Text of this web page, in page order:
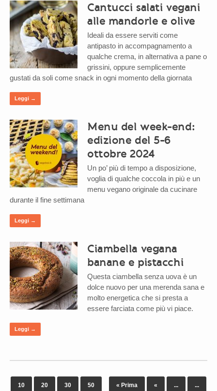
Cantucci salati vegani
alle mandorle e olive
Ideali da essere serviti come
antipasto in accompagnamento a
qualche crema, in alternativa a pane o
grissini, oppure semplicemente
gustati da soli come snack in ogni momento della giornata
Leggi →
Menu del week-end:
edizione del 5-6
ottobre 2024
Un po’ più di tempo a disposizione,
voglia di qualche coccola in più e un
menu vegano originale da cucinare
durante il fine settimana
Leggi →
Ciambella vegana
banane e pistacchi
Questa ciambella senza uova è un
dolce nuovo per una merenda sana e
molto energetica che si presta a
essere farciata come più vi piace.
Leggi →
« Prima « ...
10 20 30 ...
50